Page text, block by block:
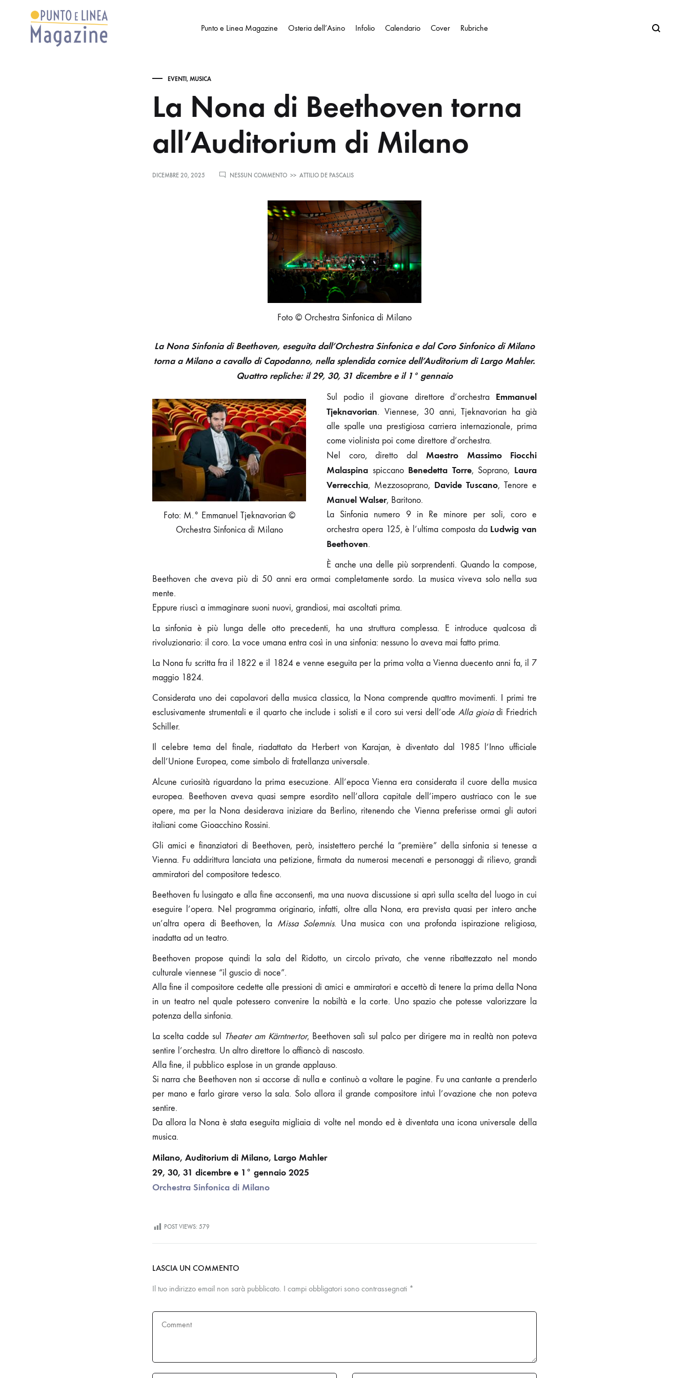
Punto e Linea Magazine Osteria dell’Asino Infolio Calendario Cover Rubriche Search
EVENTI, MUSICA
La Nona di Beethoven torna
all’Auditorium di Milano
DICEMBRE 20, 2025 NESSUN COMMENTOSU
DI
BEETHOVEN
TORNA
ALL’AUDITORIUM
DI
MILANO
>> ATTILIO DE PASCALIS
Foto © Orchestra Sinfonica di Milano
La Nona Sinfonia di Beethoven, eseguita dall’Orchestra Sinfonica e dal Coro Sinfonico di Milano
torna a Milano a cavallo di Capodanno, nella splendida cornice dell’Auditorium di Largo Mahler.
Quattro repliche: il 29, 30, 31 dicembre e il 1° gennaio
Foto: M.° Emmanuel Tjeknavorian ©
Orchestra Sinfonica di Milano
Sul podio il giovane direttore d’orchestra Emmanuel
Tjeknavorian. Viennese, 30 anni, Tjeknavorian ha già
alle spalle una prestigiosa carriera internazionale, prima
come violinista poi come direttore d’orchestra.
Nel coro, diretto dal Maestro Massimo Fiocchi
Malaspina spiccano Benedetta Torre, Soprano, Laura
Verrecchia, Mezzosoprano, Davide Tuscano, Tenore e
Manuel Walser, Baritono.
La Sinfonia numero 9 in Re minore per soli, coro e
orchestra opera 125, è l’ultima composta da Ludwig van
Beethoven.
È anche una delle più sorprendenti. Quando la compose,
Beethoven che aveva più di 50 anni era ormai completamente sordo. La musica viveva solo nella sua
mente.
Eppure riuscì a immaginare suoni nuovi, grandiosi, mai ascoltati prima.
La sinfonia è più lunga delle otto precedenti, ha una struttura complessa. E introduce qualcosa di
rivoluzionario: il coro. La voce umana entra così in una sinfonia: nessuno lo aveva mai fatto prima.
La Nona fu scritta fra il 1822 e il 1824 e venne eseguita per la prima volta a Vienna duecento anni fa, il 7
maggio 1824.
Considerata uno dei capolavori della musica classica, la Nona comprende quattro movimenti. I primi tre
esclusivamente strumentali e il quarto che include i solisti e il coro sui versi dell’ode Alla gioiadi Friedrich
Schiller.
Il celebre tema del finale, riadattato da Herbert von Karajan, è diventato dal 1985 l’Inno ufficiale
dell’Unione Europea, come simbolo di fratellanza universale.
Alcune curiosità riguardano la prima esecuzione. All’epoca Vienna era considerata il cuore della musica
europea. Beethoven aveva quasi sempre esordito nell’allora capitale dell’impero austriaco con le sue
opere, ma per la Nona desiderava iniziare da Berlino, ritenendo che Vienna preferisse ormai gli autori
italiani come Gioacchino Rossini.
Gli amici e finanziatori di Beethoven, però, insistettero perché la “première” della sinfonia si tenesse a
Vienna. Fu addirittura lanciata una petizione, firmata da numerosi mecenati e personaggi di rilievo, grandi
ammiratori del compositore tedesco.
Beethoven fu lusingato e alla fine acconsentì, ma una nuova discussione si aprì sulla scelta del luogo in cui
eseguire l’opera. Nel programma originario, infatti, oltre alla Nona, era prevista quasi per intero anche
un’altra opera di Beethoven, la Missa Solemnis. Una musica con una profonda ispirazione religiosa,
inadatta ad un teatro.
Beethoven propose quindi la sala del Ridotto, un circolo privato, che venne ribattezzato nel mondo
culturale viennese “il guscio di noce”.
Alla fine il compositore cedette alle pressioni di amici e ammiratori e accettò di tenere la prima della Nona
in un teatro nel quale potessero convenire la nobiltà e la corte. Uno spazio che potesse valorizzare la
potenza della sinfonia.
La scelta cadde sul
Theater am Kärntnertor, Beethoven salì sul palco per dirigere ma in realtà non poteva
sentire l’orchestra. Un altro direttore lo affiancò di nascosto.
Alla fine, il pubblico esplose in un grande applauso.
Si narra che Beethoven non si accorse di nulla e continuò a voltare le pagine. Fu una cantante a prenderlo
per mano e farlo girare verso la sala. Solo allora il grande compositore intuì l’ovazione che non poteva
sentire.
Da allora la Nona è stata eseguita migliaia di volte nel mondo ed è diventata una icona universale della
musica.
Milano, Auditorium di Milano, Largo Mahler
29, 30, 31 dicembre e 1° gennaio 2025
Orchestra Sinfonica di Milano
POST VIEWS: 579
LASCIA UN COMMENTO
Il tuo indirizzo email non sarà pubblicato. I campi obbligatori sono contrassegnati *